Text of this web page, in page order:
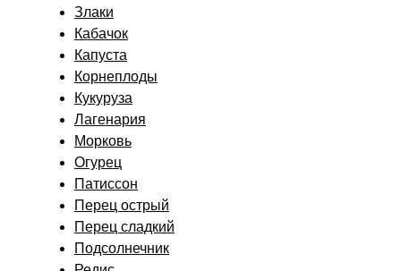
Злаки
Кабачок
Капуста
Корнеплоды
Кукуруза
Лагенария
Морковь
Огурец
Патиссон
Перец острый
Перец сладкий
Подсолнечник